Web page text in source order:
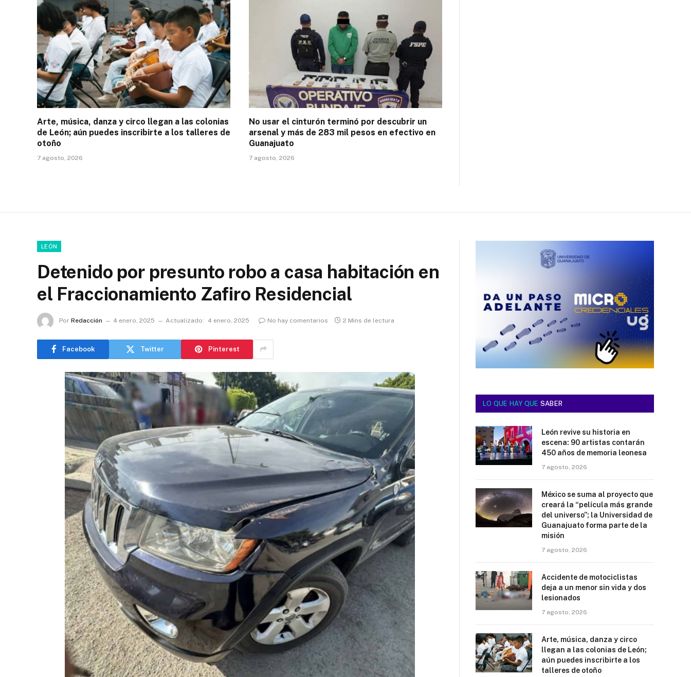
Arte, música, danza y circo llegan a las colonias
de León; aún puedes inscribirte a los talleres de
otoño
7 agosto, 2026
No usar el cinturón terminó por descubrir un
arsenal y más de 283 mil pesos en efectivo en
Guanajuato
7 agosto, 2026
LEÓN
Detenido por presunto robo a casa habitación en
el Fraccionamiento Zafiro Residencial
Por Redacción 4 enero, 2025 Actualizado: 4 enero, 2025 No hay comentarios 2 Mins de lectura
Facebook Twitter Pinterest
LO QUE HAY QUE SABER
León revive su historia en
escena: 90 artistas contarán
450 años de memoria leonesa
7 agosto, 2026
México se suma al proyecto que
creará la “película más grande
del universo”; la Universidad de
Guanajuato forma parte de la
misión
7 agosto, 2026
Accidente de motociclistas
deja a un menor sin vida y dos
lesionados
7 agosto, 2026
Arte, música, danza y circo
llegan a las colonias de León;
aún puedes inscribirte a los
talleres de otoño